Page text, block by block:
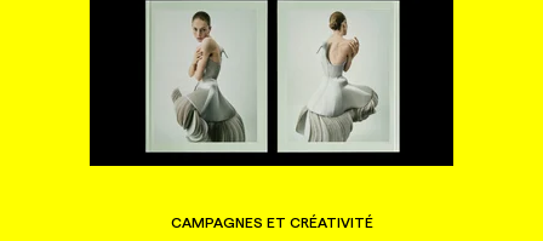
CAMPAGNES ET CRÉATIVITÉ